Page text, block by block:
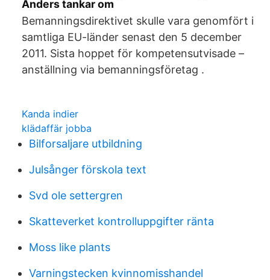
Anders tankar om
Bemanningsdirektivet skulle vara genomfört i
samtliga EU-länder senast den 5 december
2011. Sista hoppet för kompetensutvisade –
anställning via bemanningsföretag .
Kanda indier
klädaffär jobba
Bilforsaljare utbildning
Julsånger förskola text
Svd ole settergren
Skatteverket kontrolluppgifter ränta
Moss like plants
Varningstecken kvinnomisshandel